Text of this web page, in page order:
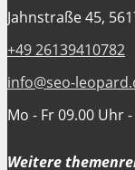
Jahnstraße 45,
+49 26139410782
info@seo-
Mo - Fr 09.00 Uhr
Weitere